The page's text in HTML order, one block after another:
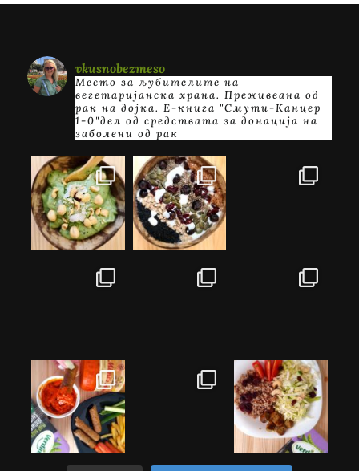
vkusnobezmeso
Место за љубителите на
вегетаријанска храна. Преживеана од
рак на дојка. E-книга "Смути-Канцер
1-0"дел од средствата за донација на
заболени од рак